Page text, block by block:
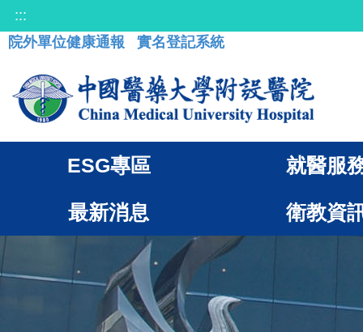
:::
院外單位健康通報
實名登記系統
ESG專區 就醫服
最新消息 衛教資